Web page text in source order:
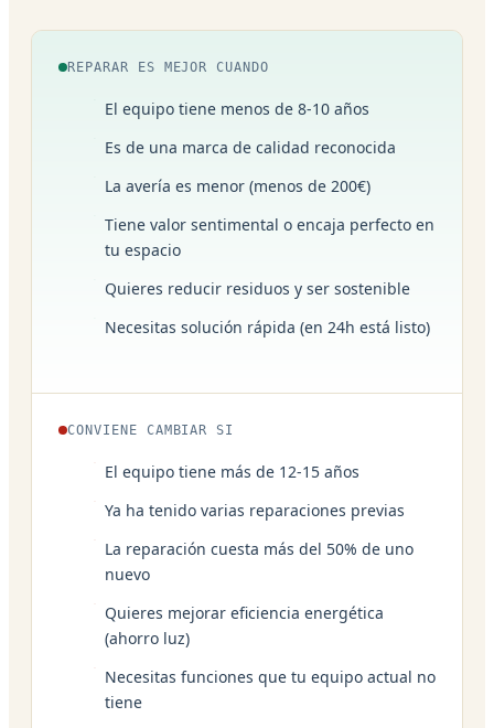
REPARAR ES MEJOR CUANDO
El equipo tiene menos de 8-10 años
Es de una marca de calidad reconocida
La avería es menor (menos de 200€)
Tiene valor sentimental o encaja perfecto en
tu espacio
Quieres reducir residuos y ser sostenible
Necesitas solución rápida (en 24h está listo)
CONVIENE CAMBIAR SI
El equipo tiene más de 12-15 años
Ya ha tenido varias reparaciones previas
La reparación cuesta más del 50% de uno
nuevo
Quieres mejorar eficiencia energética
(ahorro luz)
Necesitas funciones que tu equipo actual no
tiene